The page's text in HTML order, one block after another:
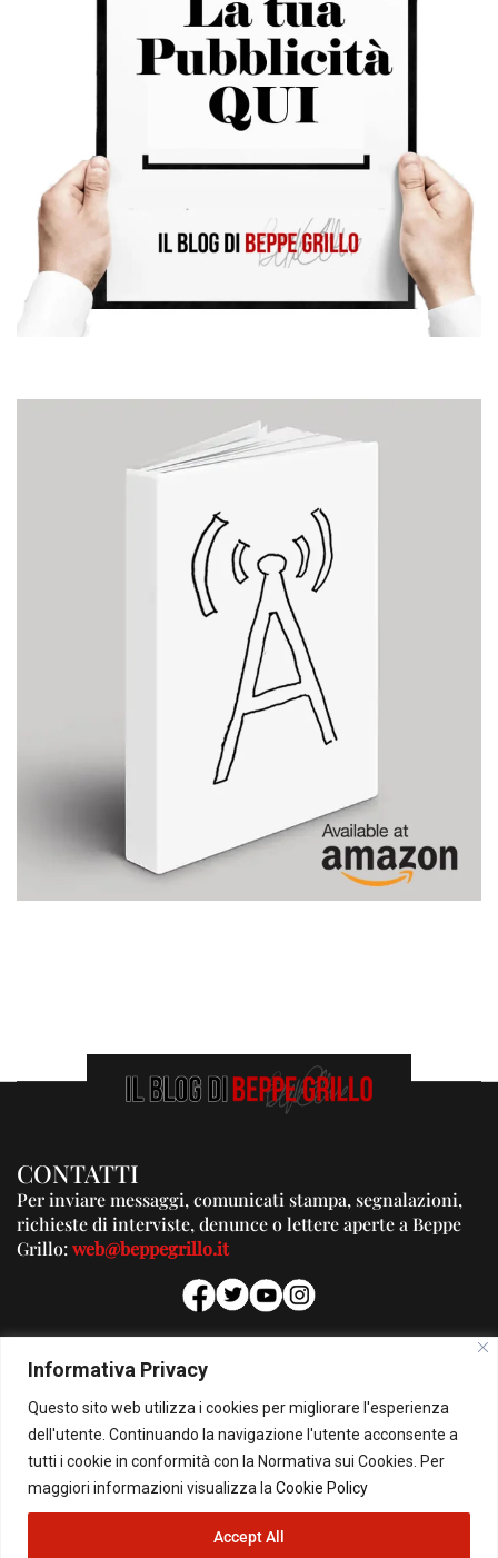
Informativa Privacy
Questo sito web utilizza i cookies per migliorare l'esperienza
dell'utente. Continuando la navigazione l'utente acconsente a
tutti i cookie in conformità con la Normativa sui Cookies. Per
maggiori informazioni visualizza la Cookie Policy
Accept All
CONTATTI
Per inviare messaggi, comunicati stampa, segnalazioni,
richieste di interviste, denunce o lettere aperte a Beppe
Grillo:web@beppegrillo.it
PUBBLICITA'
Per la tua pubblicità su questo Blog:
pubblicita@beppegrillo.it
HOMEPAGE COOKIE POLICY PRIVACY POLICY CONTATTI
© Copyright 2026 - Il Blog di Beppe Grillo. All Rights Reserved - Powered by